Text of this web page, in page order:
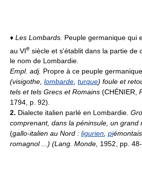
♦ Les Lombards. Peuple germanique qui
au VIe siècle et s'établit dans la partie de
le nom de Lombardie.
Empl. adj. Propre à ce peuple
(visigothe, lombarde, turque) foule et
tels et tels Grecs et Romains (CHÉNIER,
1794, p. 92).
2. Dialecte italien parlé en Lombardie.
comprenant, dans la péninsule, un grand
(gallo-italien au Nord : ligurien, pi
romagnol ...) (Lang. Monde, 1952, pp.